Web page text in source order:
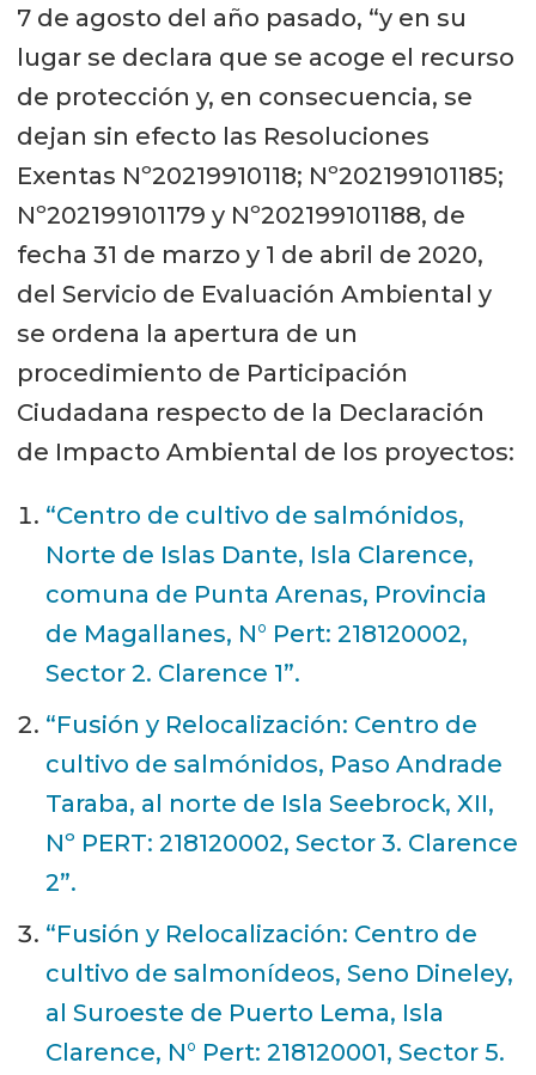
7 de agosto del año pasado, “y en su
lugar se declara que se acoge el recurso
de protección y, en consecuencia, se
dejan sin efecto las Resoluciones
Exentas Nº20219910118; Nº202199101185;
Nº202199101179 y Nº202199101188, de
fecha 31 de marzo y 1 de abril de 2020,
del Servicio de Evaluación Ambiental y
se ordena la apertura de un
procedimiento de Participación
Ciudadana respecto de la Declaración
de Impacto Ambiental de los proyectos:
“Centro de cultivo de salmónidos,
Norte de Islas Dante, Isla Clarence,
comuna de Punta Arenas, Provincia
de Magallanes, N° Pert: 218120002,
Sector 2. Clarence 1”.
“Fusión y Relocalización: Centro de
cultivo de salmónidos, Paso Andrade
Taraba, al norte de Isla Seebrock, XII,
Nº PERT: 218120002, Sector 3. Clarence
2”.
“Fusión y Relocalización: Centro de
cultivo de salmonídeos, Seno Dineley,
al Suroeste de Puerto Lema, Isla
Clarence, N° Pert: 218120001, Sector 5.